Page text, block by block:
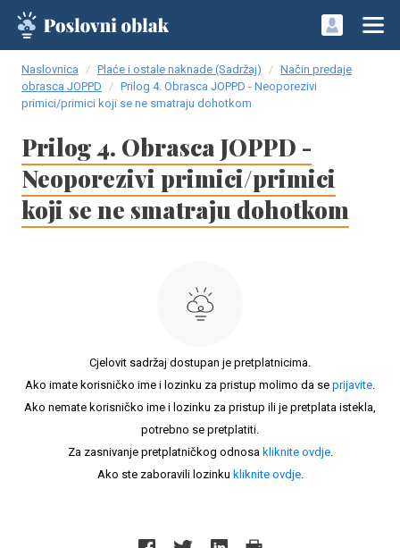
Naslovnica Plaće i ostale naknade (Sadržaj)
Način predaje
obrasca JOPPD
Prilog 4. Obrasca JOPPD - Neoporezivi
primici/primici koji se ne smatraju dohotkom
Prilog 4. Obrasca JOPPD -
Neoporezivi primici/primici
koji se ne smatraju dohotkom
Cjelovit sadržaj dostupan je pretplatnicima.
Ako imate korisničko ime i lozinku za pristup molimo da se prijavite.
Ako nemate korisničko ime i lozinku za pristup ili je pretplata istekla,
potrebno se pretplatiti.
Za zasnivanje pretplatničkog odnosa kliknite ovdje.
Ako ste zaboravili lozinku kliknite ovdje.